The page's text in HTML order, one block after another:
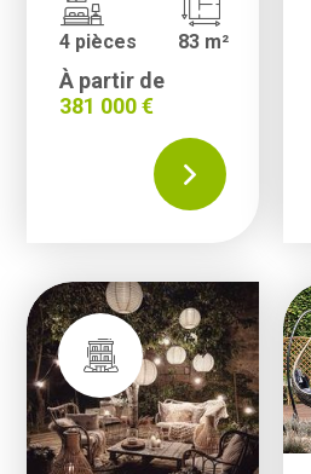
4 pièces 83 m²
À partir de
381 000 €